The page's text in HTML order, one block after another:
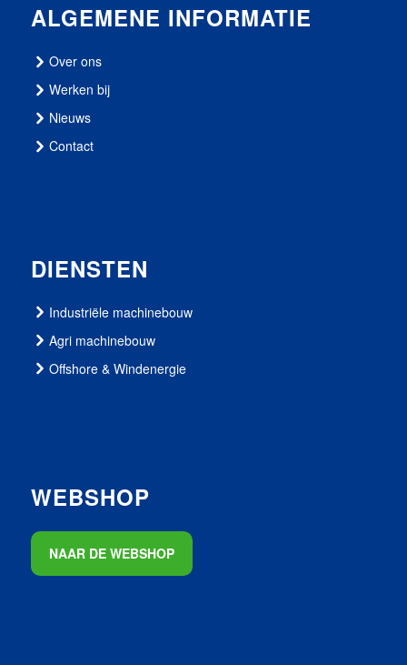
ALGEMENE INFORMATIE
Over ons
Werken bij
Nieuws
Contact
DIENSTEN
Industriële machinebouw
Agri machinebouw
Offshore & Windenergie
WEBSHOP
NAAR DE WEBSHOP